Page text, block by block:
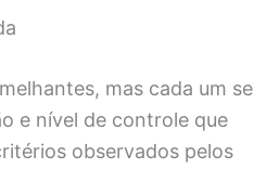
mas cada um se
e nível de controle que
observados pelos